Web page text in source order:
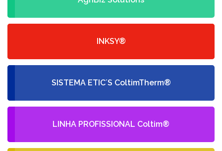
INKSY®
SISTEMA ETIC´S ColtimTherm®
LINHA PROFISSIONAL Coltim®